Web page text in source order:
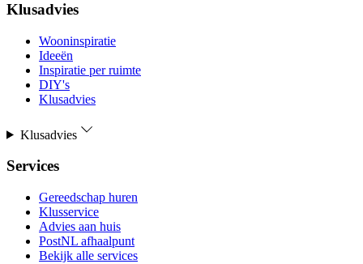
Klusadvies
Wooninspiratie
Ideeën
Inspiratie per ruimte
DIY's
Klusadvies
Klusadvies
Services
Gereedschap huren
Klusservice
Advies aan huis
PostNL afhaalpunt
Bekijk alle services